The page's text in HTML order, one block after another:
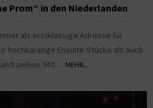
Prom“ in den Niederlanden
als erstklassige Adresse für
hochkarätige Ensuite-Stücke als auch
ziehen. Mit...
MEHR...